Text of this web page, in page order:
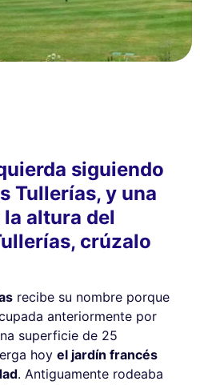
siguiendo
Tullerías, y una
altura del
crúzalo
recibe su nombre porque
anteriormente por
superficie de 25
hoy el jardín francés
. Antiguamente rodeaba